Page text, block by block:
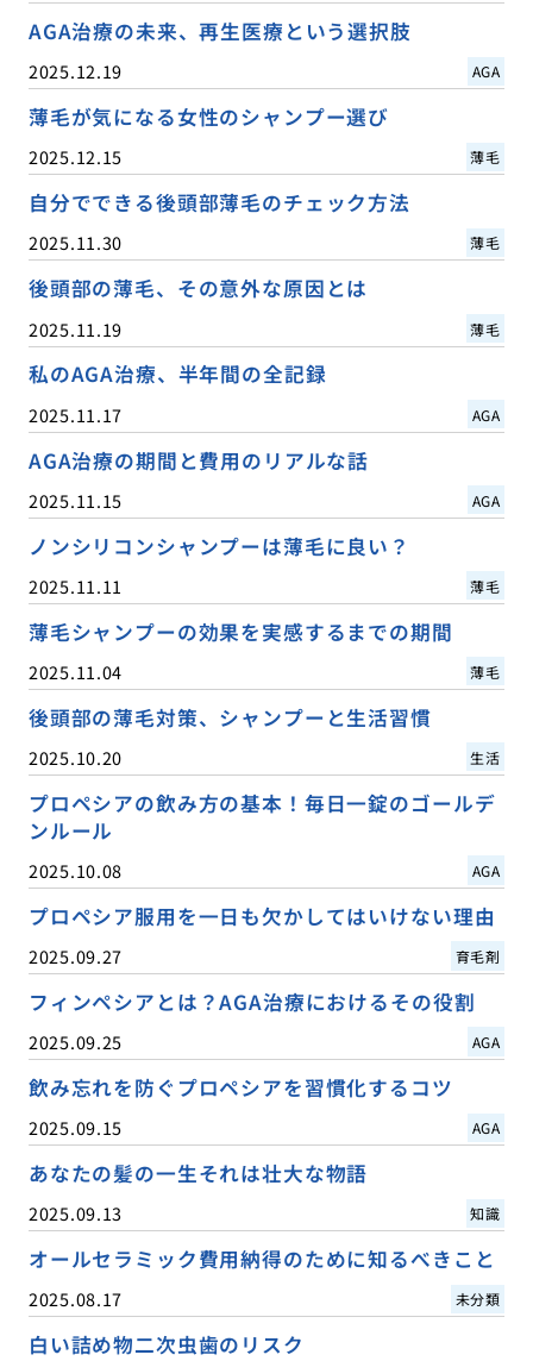
AGA治療の未来、再生医療という選択肢
2025.12.19 AGA
薄毛が気になる女性のシャンプー選び
2025.12.15 薄毛
自分でできる後頭部薄毛のチェック方法
2025.11.30 薄毛
後頭部の薄毛、その意外な原因とは
2025.11.19 薄毛
私のAGA治療、半年間の全記録
2025.11.17 AGA
AGA治療の期間と費用のリアルな話
2025.11.15 AGA
ノンシリコンシャンプーは薄毛に良い？
2025.11.11 薄毛
薄毛シャンプーの効果を実感するまでの期間
2025.11.04 薄毛
後頭部の薄毛対策、シャンプーと生活習慣
2025.10.20 生活
プロペシアの飲み方の基本！毎日一錠のゴールデ
ンルール
2025.10.08 AGA
プロペシア服用を一日も欠かしてはいけない理由
2025.09.27 育毛剤
フィンペシアとは？AGA治療におけるその役割
2025.09.25 AGA
飲み忘れを防ぐプロペシアを習慣化するコツ
2025.09.15 AGA
あなたの髪の一生それは壮大な物語
2025.09.13 知識
オールセラミック費用納得のために知るべきこと
2025.08.17 未分類
白い詰め物二次虫歯のリスク